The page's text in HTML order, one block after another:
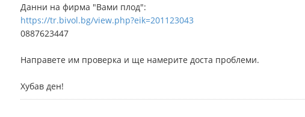
Данни на фирма "Вами плoд":
https://tr.bivol.bg/view.php?eik=201123043
0887623447
Направете им проверка и ще намерите доста проблеми.
Хубав ден!